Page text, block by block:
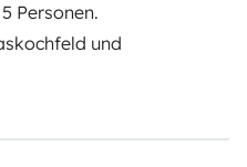
Personen.
und
5 Schlafplätze.